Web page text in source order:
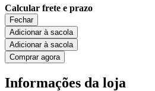
Calcular frete e prazo
Fechar
Adicionar à sacola
Adicionar à sacola
Comprar agora
Informações da loja